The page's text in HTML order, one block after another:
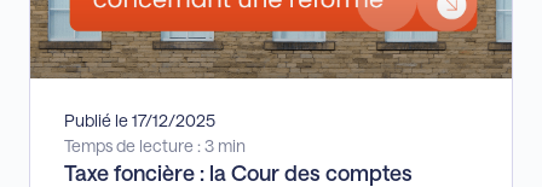
Publié le 17/12/2025
Temps de lecture : 3 min
Taxe foncière : la Cour des comptes